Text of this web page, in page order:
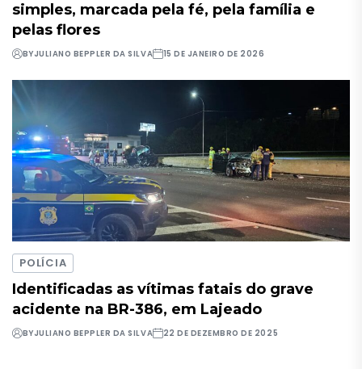
simples, marcada pela fé, pela família e
pelas flores
BYJULIANO BEPPLER DA SILVA 15 DE JANEIRO DE 2026
POLÍCIA
Identificadas as vítimas fatais do grave
acidente na BR-386, em Lajeado
BYJULIANO BEPPLER DA SILVA 22 DE DEZEMBRO DE 2025